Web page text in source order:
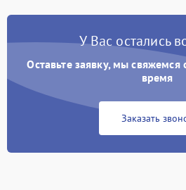
У Вас остались
Оставьте заявку, мы
время
Заказать